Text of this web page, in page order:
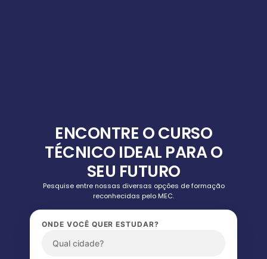
ENCONTRE O CURSO
TÉCNICO IDEAL PARA O
SEU FUTURO
Pesquise entre nossas diversas opções de formação
reconhecidas pelo MEC.
ONDE VOCÊ QUER ESTUDAR?